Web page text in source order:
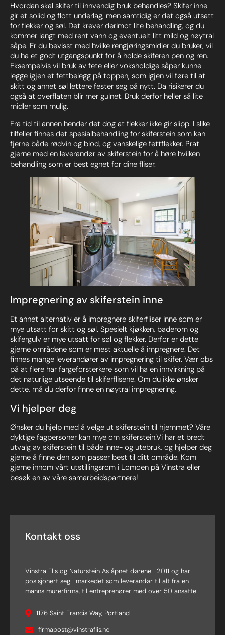
Hvordan skal skifer til innvendig bruk behandles? Skifer inne
gir et solid og flott underlag, men samtidig er det også utsatt
for flekker og søl. Det krever derimot lite behandling, og du
kommer langt med rent vann og eventuelt litt mild og nøytral
såpe. Er du bevisst med hvilke rengjøringsmidler du bruker, vil
du ha et godt utgangspunkt for å holde skiferen pen og ren.
Eksempelvis vil bruk av fete eller voksholdige såper kunne
legge igjen et fettbelegg på toppen, som igjen vil føre til at
skitt og annet søl lettere fester seg på nytt. Da risikerer du
også at overflaten blir mer gulnet. Bruk derfor heller så lite
midler som mulig.
Fra tid til annen hender det dog at flekker ikke gir slipp. I slike
tilfeller finnes det spesialbehandling for skiferstein som kan
fjerne både rødvin og blod, og vanskelige fettflekker. Prat
gjerne med en leverandør av skiferstein for å høre hvilken
behandling som er best egnet for dine fliser.
Impregnering av skiferstein inne
Et annet alternativ er å impregnere skiferfliser inne som er
mye utsatt for skitt og søl. Spesielt kjøkken, baderom og
skifergulv er mye utsatt for søl og flekker. Derfor er dette
gjerne områdene som er mest aktuelle å impregnere. Det
finnes mange leverandører av impregnering til skifer. Vær obs
på at flere har fargeforsterkere som vil ha en innvirkning på
det naturlige utseende til skiferflisene. Om du ikke ønsker
dette, må du derfor finne en nøytral impregnering.
Vi hjelper deg
Ønsker du hjelp med å velge ut skiferstein til hjemmet? Våre
dyktige fagpersoner kan mye om skiferstein.Vi har et bredt
utvalg av skiferstein til både inne- og utebruk, og hjelper deg
gjerne å finne den som passer best til ditt område. Kom
gjerne innom vårt utstillingsrom i Lomoen på Vinstra eller
besøk en av våre samarbeidspartnere!
Kontakt oss
Vinstra Flis og Naturstein As åpnet dørene i 2011 og har
posisjonert seg i markedet som leverandør til alt fra en
manns murerfirma, til entreprenører med over 50 ansatte.
1176 Saint Francis Way, Portland
firmapost@vinstraflis.no